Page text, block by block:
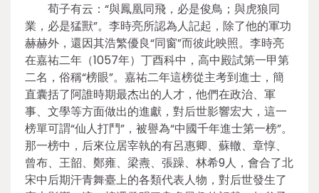
荀子有云：“與鳳凰同飛，必是俊鳥；與虎狼同
業，必是猛獸”。李時亮所認為人記起，除了他的軍功
赫赫外，還因其浩繁優良“同窗”而彼此映照。李時亮
在嘉祐二年（1057年）丁酉科中，高中殿試第一甲第
二名，俗稱“榜眼”。嘉祐二年這榜從主考到進士，簡
直囊括了阿誰時期最杰出的人才，他們在政治、軍
事、文學等方面做出的進獻，對后世影響宏大，這一
榜單可謂“仙人打鬥”，被譽為“中國千年進士第一榜”。
那一榜中，后來位居宰執的有呂惠卿、蘇轍、章惇、
曾布、王韶、鄭雍、梁燾、張躁、林希9人，會合了北
宋中后期汗青舞臺上的各類代表人物，對后世發生了